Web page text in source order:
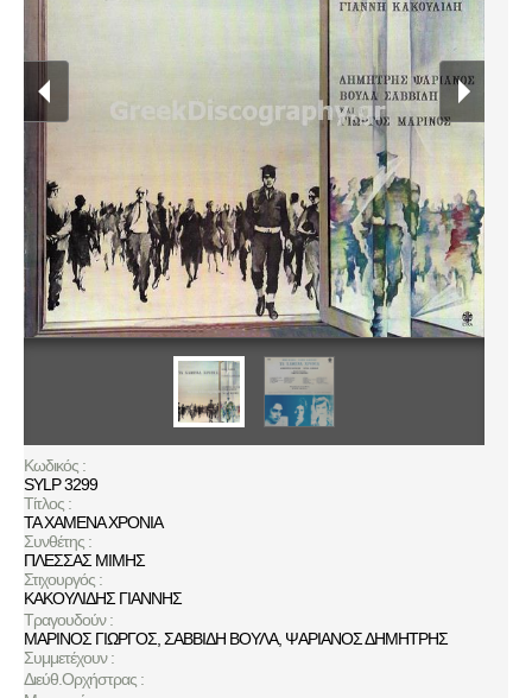
Κωδικός :
SYLP 3299
Τίτλος :
ΤΑ ΧΑΜΕΝΑ ΧΡΟΝΙΑ
Συνθέτης :
ΠΛΕΣΣΑΣ ΜΙΜΗΣ
Στιχουργός :
ΚΑΚΟΥΛΙΔΗΣ ΓΙΑΝΝΗΣ
Τραγουδούν :
ΜΑΡΙΝΟΣ ΓΙΩΡΓΟΣ ΣΑΒΒΙΔΗ ΒΟΥΛΑ, ΨΑΡΙΑΝΟΣ ΔΗΜΗΤΡΗΣ
Συμμετέχουν :
Διεύθ.Ορχήστρας :